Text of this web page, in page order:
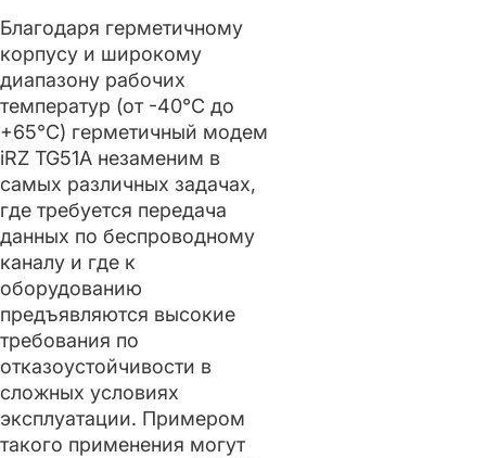
Благодаря герметичному
корпусу и широкому
диапазону рабочих
температур (от -40°С до
+65°С) герметичный модем
iRZ TG51A незаменим в
самых различных задачах,
где требуется передача
данных по беспроводному
каналу и где к
оборудованию
предъявляются высокие
требования по
отказоустойчивости в
сложных условиях
эксплуатации. Примером
такого применения могут